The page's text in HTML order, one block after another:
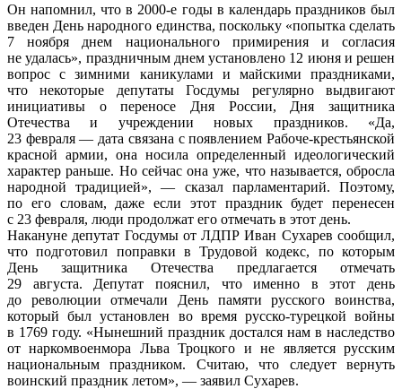
Он напомнил, что в 2000-е годы в календарь праздников был
введен День народного единства, поскольку «попытка сделать
7 ноября днем национального примирения и согласия
не удалась», праздничным днем установлено 12 июня и решен
вопрос с зимними каникулами и майскими праздниками,
что некоторые депутаты Госдумы регулярно выдвигают
инициативы о переносе Дня России, Дня защитника
Отечества и учреждении новых праздников. «Да,
23 февраля — дата связана с появлением Рабоче-крестьянской
красной армии, она носила определенный идеологический
характер раньше. Но сейчас она уже, что называется, обросла
народной традицией», — сказал парламентарий. Поэтому,
по его словам, даже если этот праздник будет перенесен
с 23 февраля, люди продолжат его отмечать в этот день.
Накануне депутат Госдумы от ЛДПР Иван Сухарев сообщил,
что подготовил поправки в Трудовой кодекс, по которым
День защитника Отечества предлагается отмечать
29 августа. Депутат пояснил, что именно в этот день
до революции отмечали День памяти русского воинства,
который был установлен во время русско-турецкой войны
в 1769 году. «Нынешний праздник достался нам в наследство
от наркомвоенмора Льва Троцкого и не является русским
национальным праздником. Считаю, что следует вернуть
воинский праздник летом», — заявил Сухарев.